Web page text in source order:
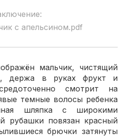
с апельсином.pdf
мальчик, чистящий
держа в руках фрукт и
смотрит на
темные волосы ребенка
шляпка с широкими
рубашки повязан красный
брючки затянуты